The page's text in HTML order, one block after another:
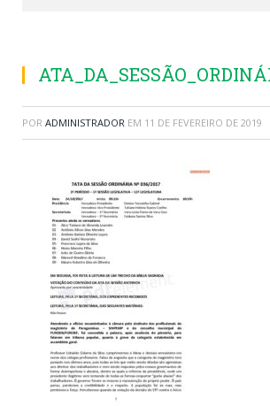
POR ADMINISTRADOR EM 11 DE FEVEREIRO DE 2019